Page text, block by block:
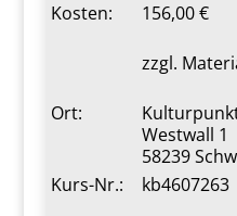
Kosten:
156,00 €
zzgl.
Ort:
Westwall 1
58239
Kurs-Nr.:
kb4607263